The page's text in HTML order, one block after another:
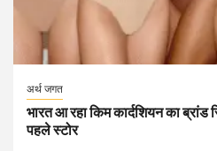
अर्थ जगत
भारत आ रहा किम कार्दशियन का
पहले स्टोर